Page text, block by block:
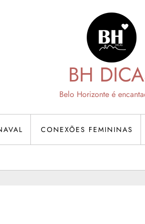
BH
Belo Horizonte é
CONEXÕES FEMININAS